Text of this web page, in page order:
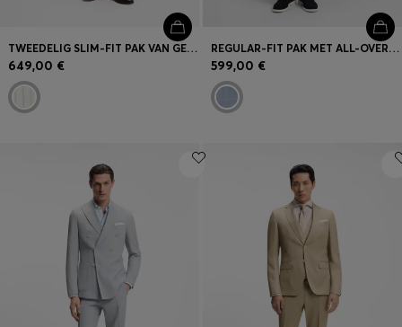
TWEEDELIG SLIM-FIT PAK VAN GESTREEPT MATERIAAL
649,00 €
REGULAR-FIT PAK MET ALL-OVER-DESSIN
599,00 €